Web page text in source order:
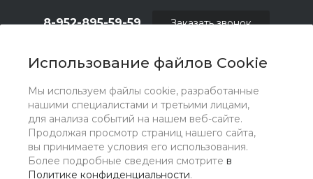
Использование файлов Cookie
Мы используем файлы cookie, разработанные
нашими специалистами и третьими лицами,
для анализа событий на нашем веб-сайте.
Продолжая просмотр страниц нашего сайта,
вы принимаете условия его использования.
Более подробные сведения смотрите в
Политике конфиденциальности.
shop.fas@list.ru
8-952-895-59-59
oas_reklama@list.ru
Заказать звонок